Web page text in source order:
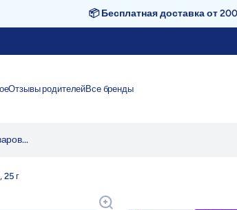
📦 Бесплатная доставка от
Отзывы родителейВсе бренды
25 г